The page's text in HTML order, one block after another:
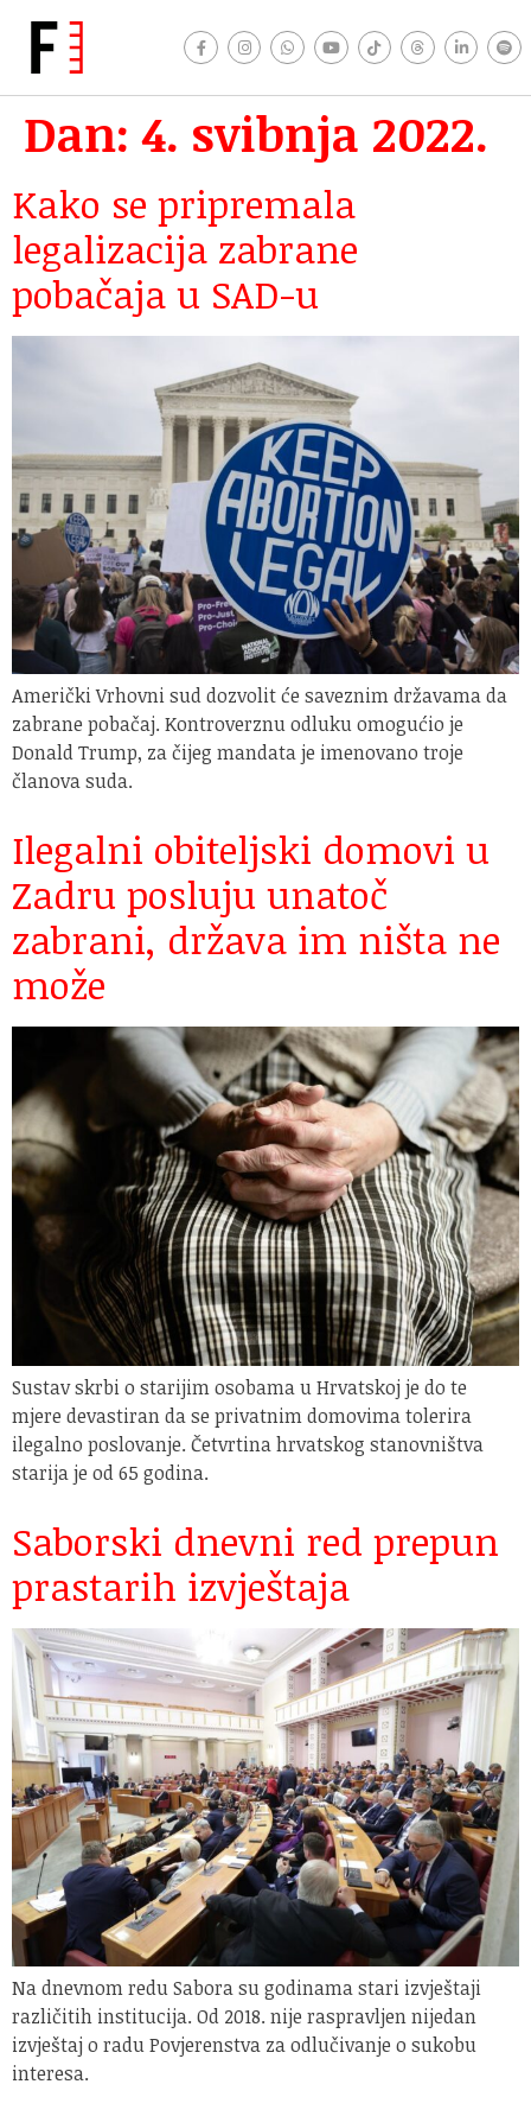
Dan:4. svibnja 2022.
Kako se pripremala
legalizacija zabrane
pobačaja u SAD-u
Američki Vrhovni sud dozvolit će saveznim državama da
zabrane pobačaj. Kontroverznu odluku omogućio je
Donald Trump, za čijeg mandata je imenovano troje
članova suda.
Ilegalni obiteljski domovi u
Zadru posluju unatoč
zabrani, država im ništa ne
može
Sustav skrbi o starijim osobama u Hrvatskoj je do te
mjere devastiran da se privatnim domovima tolerira
ilegalno poslovanje. Četvrtina hrvatskog stanovništva
starija je od 65 godina.
Saborski dnevni red prepun
prastarih izvještaja
Na dnevnom redu Sabora su godinama stari izvještaji
različitih institucija. Od 2018. nije raspravljen nijedan
izvještaj o radu Povjerenstva za odlučivanje o sukobu
interesa.